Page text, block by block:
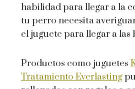
habilidad para llegar a la
tu perro necesita
el juguete para llegar a las
Productos como juguetes
Tratamiento Everlasting